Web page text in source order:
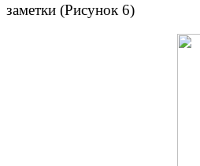
заметки (Рисунок 6)